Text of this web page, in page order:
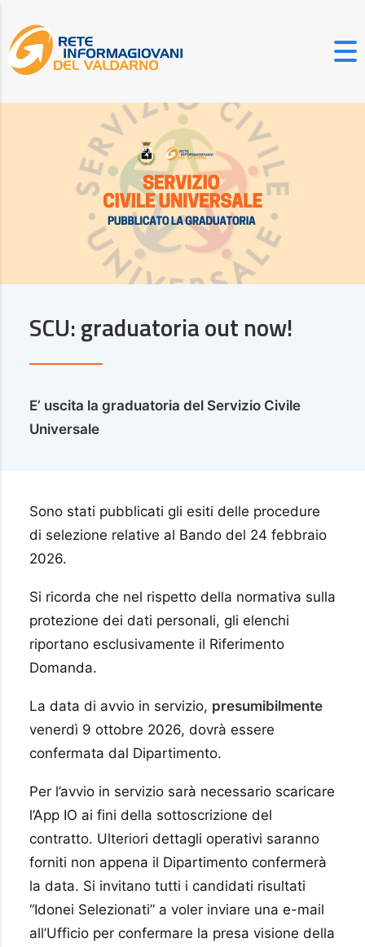
SCU: graduatoria out now!
E’ uscita la graduatoria del Servizio Civile
Universale
Sono stati pubblicati gli esiti delle procedure
di selezione relative al Bando del 24 febbraio
2026.
Si ricorda che nel rispetto della normativa sulla
protezione dei dati personali, gli elenchi
riportano esclusivamente il Riferimento
Domanda.
La data di avvio in servizio, presumibilmente
venerdì 9 ottobre 2026, dovrà essere
confermata dal Dipartimento.
Per l’avvio in servizio sarà necessario scaricare
l’App IO ai fini della sottoscrizione del
contratto. Ulteriori dettagli operativi saranno
forniti non appena il Dipartimento confermerà
la data. Si invitano tutti i candidati risultati
“Idonei Selezionati” a voler inviare una e-mail
all’Ufficio per confermare la presa visione della